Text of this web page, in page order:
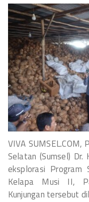
VIVA SUMSEL.COM,
Selatan (Sumsel) Dr.
eksplorasi Program
Kelapa Musi II,
Kunjungan tersebut